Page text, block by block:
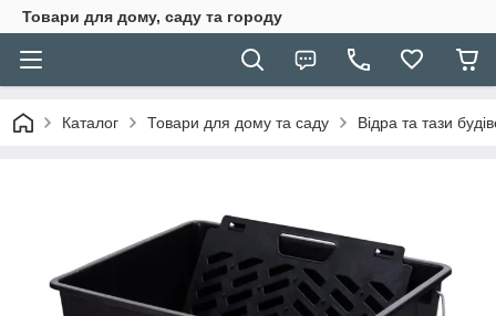
Товари для дому, саду та городу
Каталог Товари для дому та саду Відра та тази